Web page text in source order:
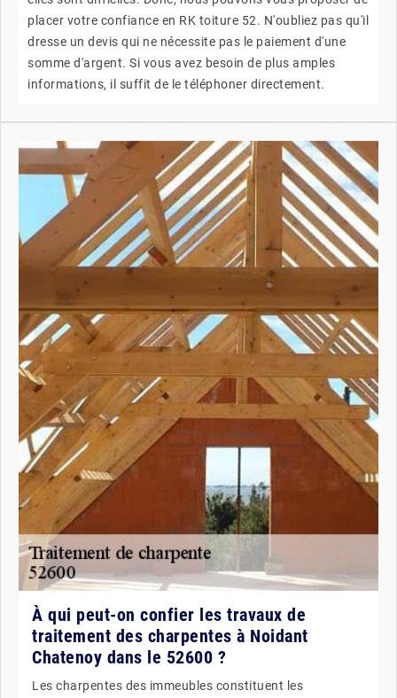
placer votre confiance en RK toiture 52. N'oubliez pas qu'il
dresse un devis qui ne nécessite pas le paiement d'une
somme d'argent. Si vous avez besoin de plus amples
informations, il suffit de le téléphoner directement.
À qui peut-on confier les travaux de
traitement des charpentes à Noidant
Chatenoy dans le 52600 ?
Les charpentes des immeubles constituent les